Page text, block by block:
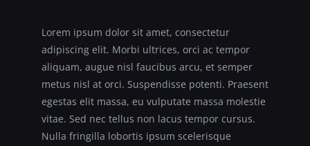
Lorem ipsum dolor sit amet, consectetur
adipiscing elit. Morbi ultrices, orci ac tempor
aliquam, augue nisl faucibus arcu, et semper
metus nisl at orci. Suspendisse potenti. Praesent
egestas elit massa, eu vulputate massa molestie
vitae. Sed nec tellus non lacus tempor cursus.
Nulla fringilla lobortis ipsum scelerisque